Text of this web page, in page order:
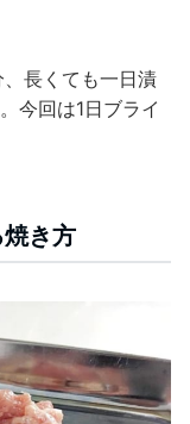
長くても一日漬
今回は1日ブライ
き方